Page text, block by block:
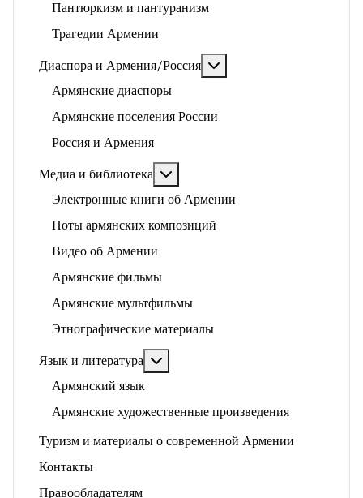
Пантюркизм и пантуранизм
Трагедии Армении
Диаспора и Армения/Россия
Армянские диаспоры
Армянские поселения России
Россия и Армения
Медиа и библиотека
Электронные книги об Армении
Ноты армянских композиций
Видео об Армении
Армянские фильмы
Армянские мультфильмы
Этнографические материалы
Язык и литература
Армянский язык
Армянские художественные произведения
Туризм и материалы о современной Армении
Контакты
Правообладателям